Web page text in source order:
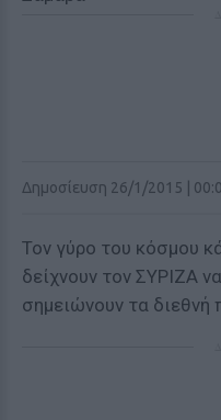
Δημοσίευση 26/1/2015 |
Τον γύρο του κόσμου
δείχνουν τον ΣΥΡΙΖΑ
σημειώνουν τα διεθνή